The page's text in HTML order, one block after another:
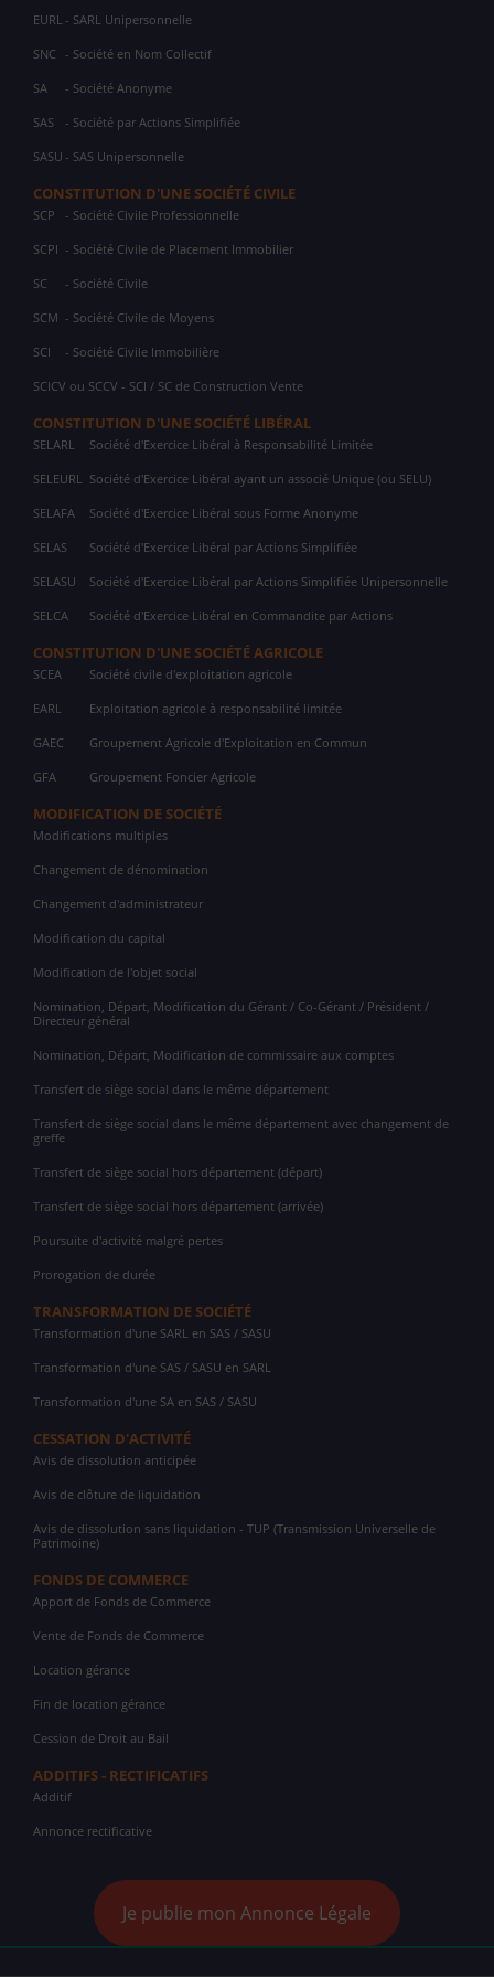
EURL - SARL Unipersonnelle
SNC - Société en Nom Collectif
SA - Société Anonyme
SAS - Société par Actions Simplifiée
SASU - SAS Unipersonnelle
CONSTITUTION D'UNE SOCIÉTÉ CIVILE
SCP - Société Civile Professionnelle
SCPI - Société Civile de Placement Immobilier
SC - Société Civile
SCM - Société Civile de Moyens
SCI - Société Civile Immobilière
SCICV ou SCCV - SCI / SC de Construction Vente
CONSTITUTION D'UNE SOCIÉTÉ LIBÉRAL
SELARL Société d'Exercice Libéral à Responsabilité Limitée
SELEURL Société d'Exercice Libéral ayant un associé Unique (ou SELU)
SELAFA Société d'Exercice Libéral sous Forme Anonyme
SELAS Société d'Exercice Libéral par Actions Simplifiée
SELASU Société d'Exercice Libéral par Actions Simplifiée Unipersonnelle
SELCA Société d'Exercice Libéral en Commandite par Actions
CONSTITUTION D'UNE SOCIÉTÉ AGRICOLE
SCEA Société civile d'exploitation agricole
EARL Exploitation agricole à responsabilité limitée
GAEC Groupement Agricole d'Exploitation en Commun
GFA Groupement Foncier Agricole
MODIFICATION DE SOCIÉTÉ
Modifications multiples
Changement de dénomination
Changement d'administrateur
Modification du capital
Modification de l'objet social
Nomination, Départ, Modification du Gérant / Co-Gérant / Président /
Directeur général
Nomination, Départ, Modification de commissaire aux comptes
Transfert de siège social dans le même département
Transfert de siège social dans le même département avec changement de
greffe
Transfert de siège social hors département (départ)
Transfert de siège social hors département (arrivée)
Poursuite d'activité malgré pertes
Prorogation de durée
TRANSFORMATION DE SOCIÉTÉ
Transformation d'une SARL en SAS / SASU
Transformation d'une SAS / SASU en SARL
Transformation d'une SA en SAS / SASU
CESSATION D'ACTIVITÉ
Avis de dissolution anticipée
Avis de clôture de liquidation
Avis de dissolution sans liquidation - TUP (Transmission Universelle de
Patrimoine)
FONDS DE COMMERCE
Apport de Fonds de Commerce
Vente de Fonds de Commerce
Location gérance
Fin de location gérance
Cession de Droit au Bail
ADDITIFS - RECTIFICATIFS
Additif
Annonce rectificative
Je publie mon Annonce Légale